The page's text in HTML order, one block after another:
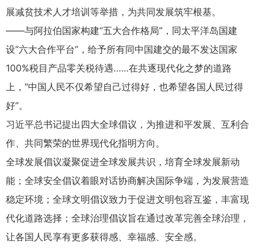
展减贫技术人才培训等举措，为共同发展筑牢根基。
——与阿拉伯国家构建“五大合作格局”，同太平洋岛国建
设“六大合作平台”，给予所有同中国建交的最不发达国家
100%税目产品零关税待遇……在共逐现代化之梦的道路
上，“中国人民不仅希望自己过得好，也希望各国人民过得
好”。
习近平总书记提出四大全球倡议，为推进和平发展、互利合
作、共同繁荣的世界现代化指明方向。
全球发展倡议凝聚促进全球发展共识，培育全球发展新动
能；全球安全倡议着眼对话协商解决国际争端，为发展营造
稳定环境；全球文明倡议致力于促进文明包容互鉴，丰富现
代化道路选择；全球治理倡议旨在通过改革完善全球治理，
让各国人民享有更多获得感、幸福感、安全感。